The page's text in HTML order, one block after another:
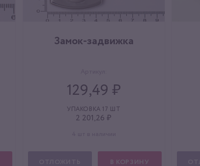
Замок-задвижка
129,49 ₽
УПАКОВКА 17 ШТ
2 201,26 ₽
В КОРЗИНУ